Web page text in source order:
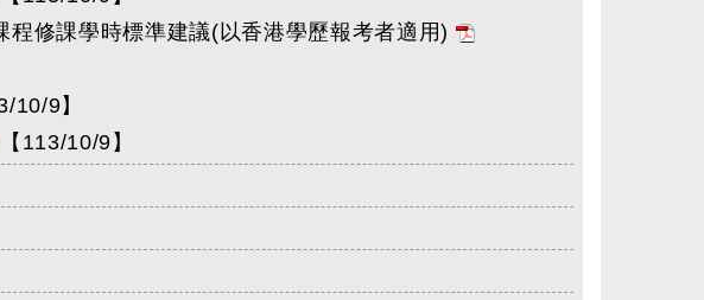
修課學時標準建議(以香港學歷報考者適用)
10/9】
【113/10/9】